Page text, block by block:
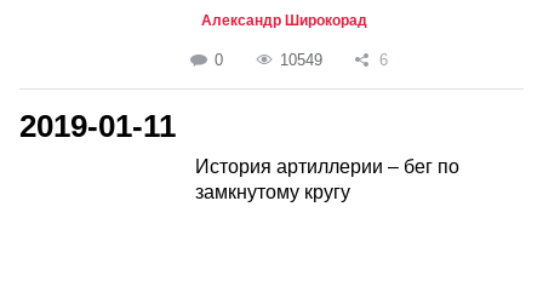
Александр Широкорад
0 10549 6
2019-01-11
История артиллерии – бег по
замкнутому кругу